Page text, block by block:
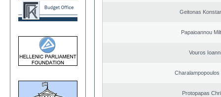
Geitonas
Papaioannou
Vouros
Charalampopoulos
Protopapas